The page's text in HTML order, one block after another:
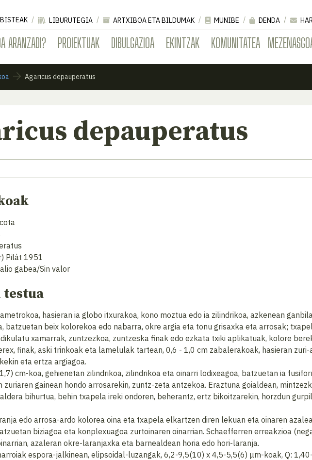
ARANZADI? PROIEKTUAK DIBULGAZIOA EKINTZAK KOMUNITATEA
LIBURUTEGIA ARTXIBOA ETA BILDUMAK MUNIBE DENDA
Agaricus depauperatus
depauperatus
Pilát 1951
gabea/Sin valor
testua
hasieran ia globo itxurakoa, kono moztua edo ia zilindrikoa, azkenean
batzuetan beix kolorekoa edo nabarra, okre argia eta tonu grisaxka eta arrosak;
xamarrak, zuntzezkoa, zuntzeska finak edo ezkata txiki aplikatuak, kolore
finak, aski trinkoak eta lamelulak tartean, 0,6 - 1,0 cm zabalerakoak, hasieran
eta ertza argiagoa.
cm-koa, gehienetan zilindrikoa, zilindrikoa eta oinarri lodixeagoa, batzuetan ia
zuriaren gainean hondo arrosarekin, zuntz-zeta antzekoa. Eraztuna goialdean,
bihurtua, behin txapela ireki ondoren, beherantz, ertz bikoitzarekin, horzdun
edo arrosa-ardo kolorea oina eta txapela elkartzen diren lekuan eta oinaren
biziagoa eta konplexuagoa zurtoinaren oinarrian. Schaefferren erreakzioa
azaleran okre-laranjaxka eta barnealdean horia edo hori-laranja.
espora-jalkinean, elipsoidal-luzangak, 6,2-9,5(10) x 4,5-5,5(6) μm-koak, Q: